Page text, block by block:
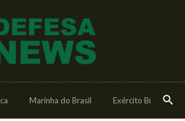
Marinha do Brasil Exército Brasileiro